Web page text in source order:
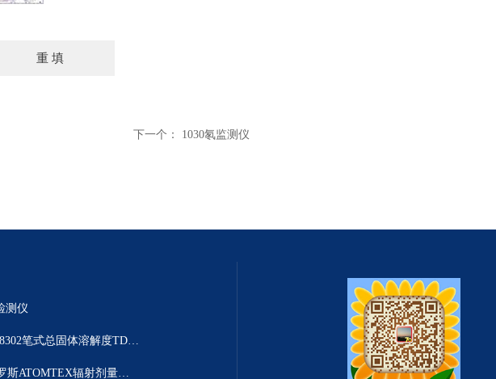
下一个： 1030氡监测仪
测仪
HI98301/HI98302笔式总固体溶解度TDS测定仪
AT1123白俄罗斯ATOMTEX辐射剂量测量仪